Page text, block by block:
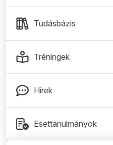
Tudásbázis
Tréningek
Hírek
Esettanulmányok